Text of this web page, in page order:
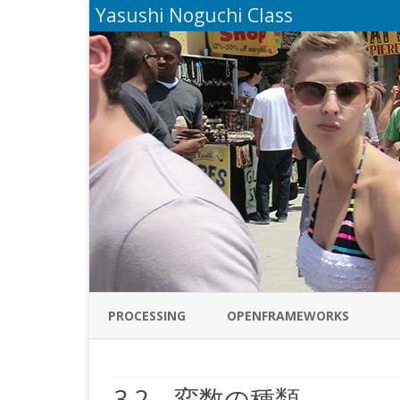
Yasushi Noguchi Class
PROCESSING OPENFRAMEWORKS